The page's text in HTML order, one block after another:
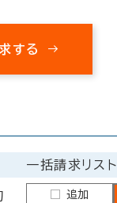
する
一括請求リスト
追加